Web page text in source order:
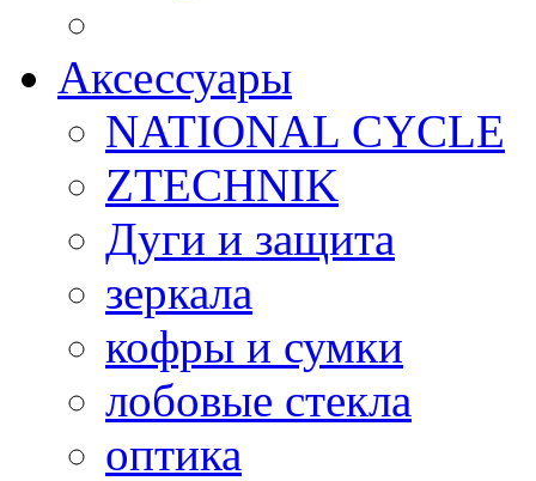
Аксессуары
NATIONAL CYCLE
ZTECHNIK
Дуги и защита
зеркала
кофры и сумки
лобовые стекла
оптика